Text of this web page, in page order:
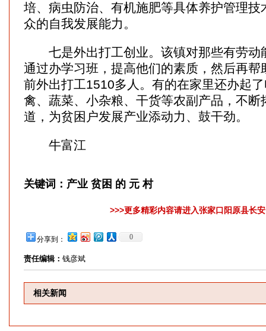
培、病虫防治、有机施肥等具体养护管理技
众的自我发展能力。
七是外出打工创业。该镇对那些有劳动
通过办学习班，提高他们的素质，然后再帮
前外出打工1510多人。有的在家里还办起
禽、蔬菜、小杂粮、干货等农副产品，不断
道，为贫困户发展产业添动力、鼓干劲。
牛富江
关键词： 产业 贫困 的 元 村
>>>更多精彩内容请进入张家口阳原县长
分享到： 0
责任编辑： 钱彦斌
相关新闻